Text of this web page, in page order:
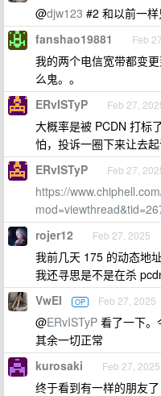
@djw123 #2 和以前一
fanshao19881 Feb
我的两个电信宽带都变
么鬼。。
ERvISTyP Feb 27,
大概率是被 PCDN 打标
怕，投诉一圈下来让去
ERvISTyP Feb 27,
https://
rojer12 Feb 27, 2025
我前几天 175 的动态地
我还寻思是不是在杀
VwEI OP Feb 27, 2025
@ERvISTyP 看了一下。
其余一切正常
kurosaki Feb 27, 2025
终于看到有一样的朋友